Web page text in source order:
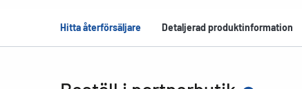
Hitta återförsäljare Detaljerad produktinformation